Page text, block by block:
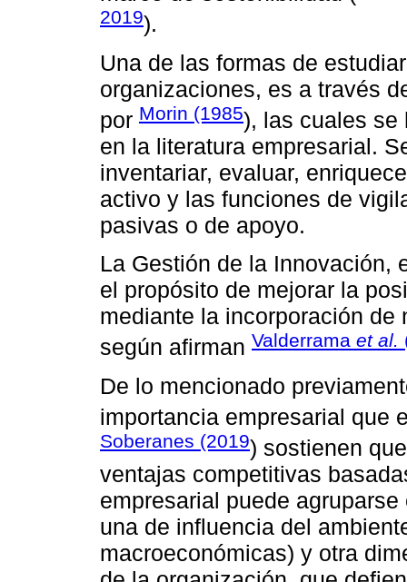
2019).
Una de las formas de
organizaciones, es a través
por Morin (1985), las cuales se
en la literatura empresarial.
inventariar, evaluar,
activo y las funciones de
pasivas o de apoyo.
La Gestión de la Innovación,
el propósito de mejorar la
mediante la incorporación
según afirman Valderrama et al.
De lo mencionado
importancia empresarial que
Soberanes (2019) sostienen
ventajas competitivas
empresarial puede
una de influencia del
macroeconómicas) y otra